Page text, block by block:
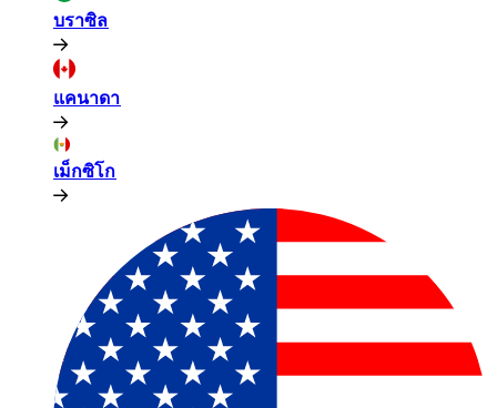
บราซิล​​
แคนาดา​​
เม็กซิโก​​